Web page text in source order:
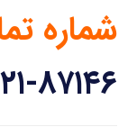
شماره
۰۲۱-